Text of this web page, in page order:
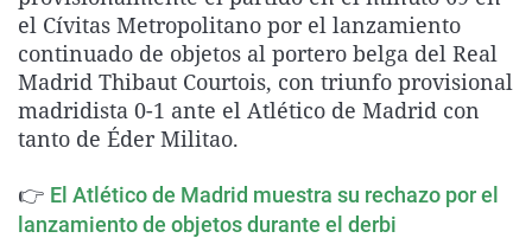
La rosa de los vientos
Gente viajera
Como el perro y el
Caso
Retornados
Equipo de
Extremadura
Galicia
La Rioja
País Vasco
Virales
Televisión
Elecciones
el Cívitas Metropolitano por el lanzamiento
continuado de objetos al portero belga del Real
Madrid Thibaut Courtois, con triunfo provisional
madridista 0-1 ante el Atlético de Madrid con
tanto de Éder Militao.
👉 El Atlético de Madrid muestra su rechazo por el
lanzamiento de objetos durante el derbi